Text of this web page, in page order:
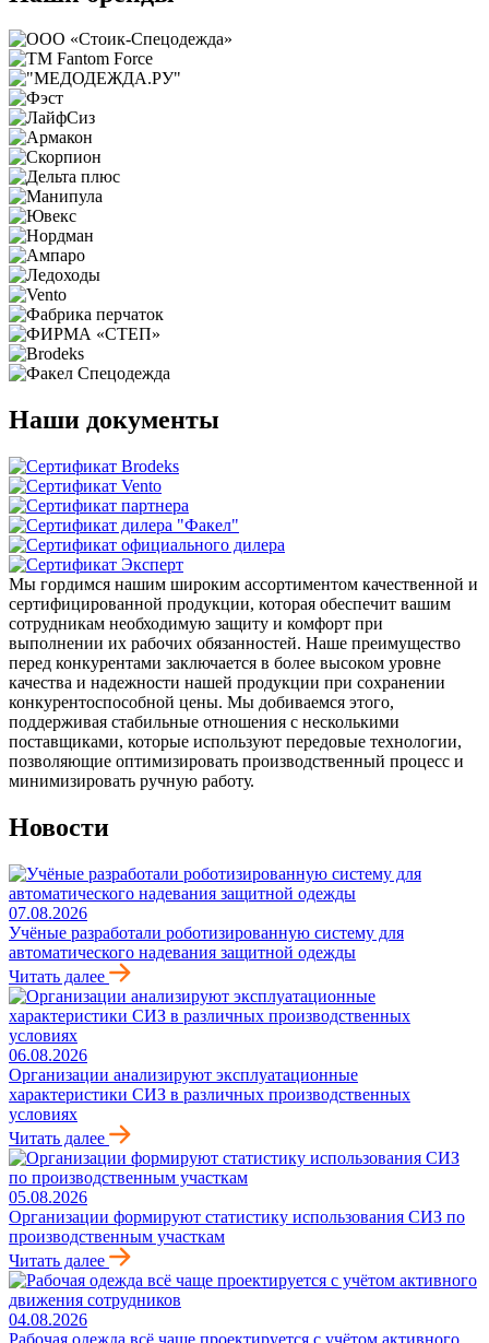
Наши документы
Мы гордимся нашим широким ассортиментом качественной и
сертифицированной продукции, которая обеспечит вашим
сотрудникам необходимую защиту и комфорт при
выполнении их рабочих обязанностей. Наше преимущество
перед конкурентами заключается в более высоком уровне
качества и надежности нашей продукции при сохранении
конкурентоспособной цены. Мы добиваемся этого,
поддерживая стабильные отношения с несколькими
поставщиками, которые используют передовые технологии,
позволяющие оптимизировать производственный процесс и
минимизировать ручную работу.
Новости
07.08.2026
Учёные разработали роботизированную систему для
автоматического надевания защитной одежды
Читать далее
06.08.2026
Организации анализируют эксплуатационные
характеристики СИЗ в различных производственных
условиях
Читать далее
05.08.2026
Организации формируют статистику использования СИЗ по
производственным участкам
Читать далее
04.08.2026
Рабочая одежда всё чаще проектируется с учётом активного